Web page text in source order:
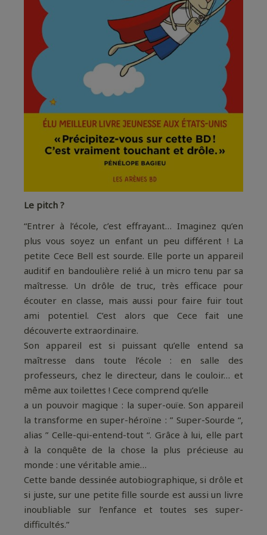
Le pitch ?
“Entrer à l’école, c’est effrayant… Imaginez qu’en
plus vous soyez un enfant un peu différent ! La
petite Cece Bell est sourde. Elle porte un appareil
auditif en bandoulière relié à un micro tenu par sa
maîtresse. Un drôle de truc, très efficace pour
écouter en classe, mais aussi pour faire fuir tout
ami potentiel. C’est alors que Cece fait une
découverte extraordinaire.
Son appareil est si puissant qu’elle entend sa
maîtresse dans toute l’école : en salle des
professeurs, chez le directeur, dans le couloir… et
même aux toilettes ! Cece comprend qu’elle
a un pouvoir magique : la super-ouïe. Son appareil
la transforme en super-héroïne : ” Super-Sourde “,
alias ” Celle-qui-entend-tout “. Grâce à lui, elle part
à la conquête de la chose la plus précieuse au
monde : une véritable amie…
Cette bande dessinée autobiographique, si drôle et
si juste, sur une petite fille sourde est aussi un livre
inoubliable sur l’enfance et toutes ses super-
difficultés.”